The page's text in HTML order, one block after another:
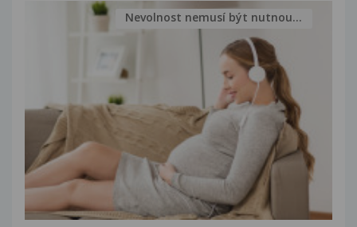
Nevolnost nemusí být nutnou...